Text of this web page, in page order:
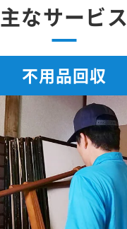
主なサービス
不用品回収